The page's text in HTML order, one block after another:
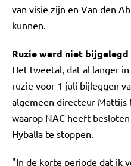
van visie zijn en Van den
kunnen.
Ruzie werd niet bijgelegd
Het tweetal, dat al langer
ruzie voor 1 juli bijleggen
algemeen directeur Mattijs
waarop NAC heeft
Hyballa te stoppen.
"In de korte periode dat ik